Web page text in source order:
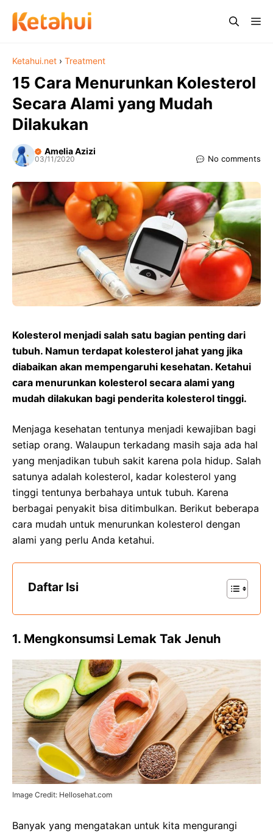
Ketahui.net › Treatment
15 Cara Menurunkan Kolesterol
Secara Alami yang Mudah
Dilakukan
Amelia Azizi
03/11/2020 No comments
Kolesterol menjadi salah satu bagian penting dari
tubuh. Namun terdapat kolesterol jahat yang jika
diabaikan akan mempengaruhi kesehatan. Ketahui
cara menurunkan kolesterol secara alami yang
mudah dilakukan bagi penderita kolesterol tinggi.
Menjaga kesehatan tentunya menjadi kewajiban bagi
setiap orang. Walaupun terkadang masih saja ada hal
yang menjadikan tubuh sakit karena pola hidup. Salah
satunya adalah kolesterol, kadar kolesterol yang
tinggi tentunya berbahaya untuk tubuh. Karena
berbagai penyakit bisa ditimbulkan. Berikut beberapa
cara mudah untuk menurunkan kolesterol dengan
alami yang perlu Anda ketahui.
Daftar Isi
1. Mengkonsumsi Lemak Tak Jenuh
Image Credit: Hellosehat.com
Banyak yang mengatakan untuk kita mengurangi